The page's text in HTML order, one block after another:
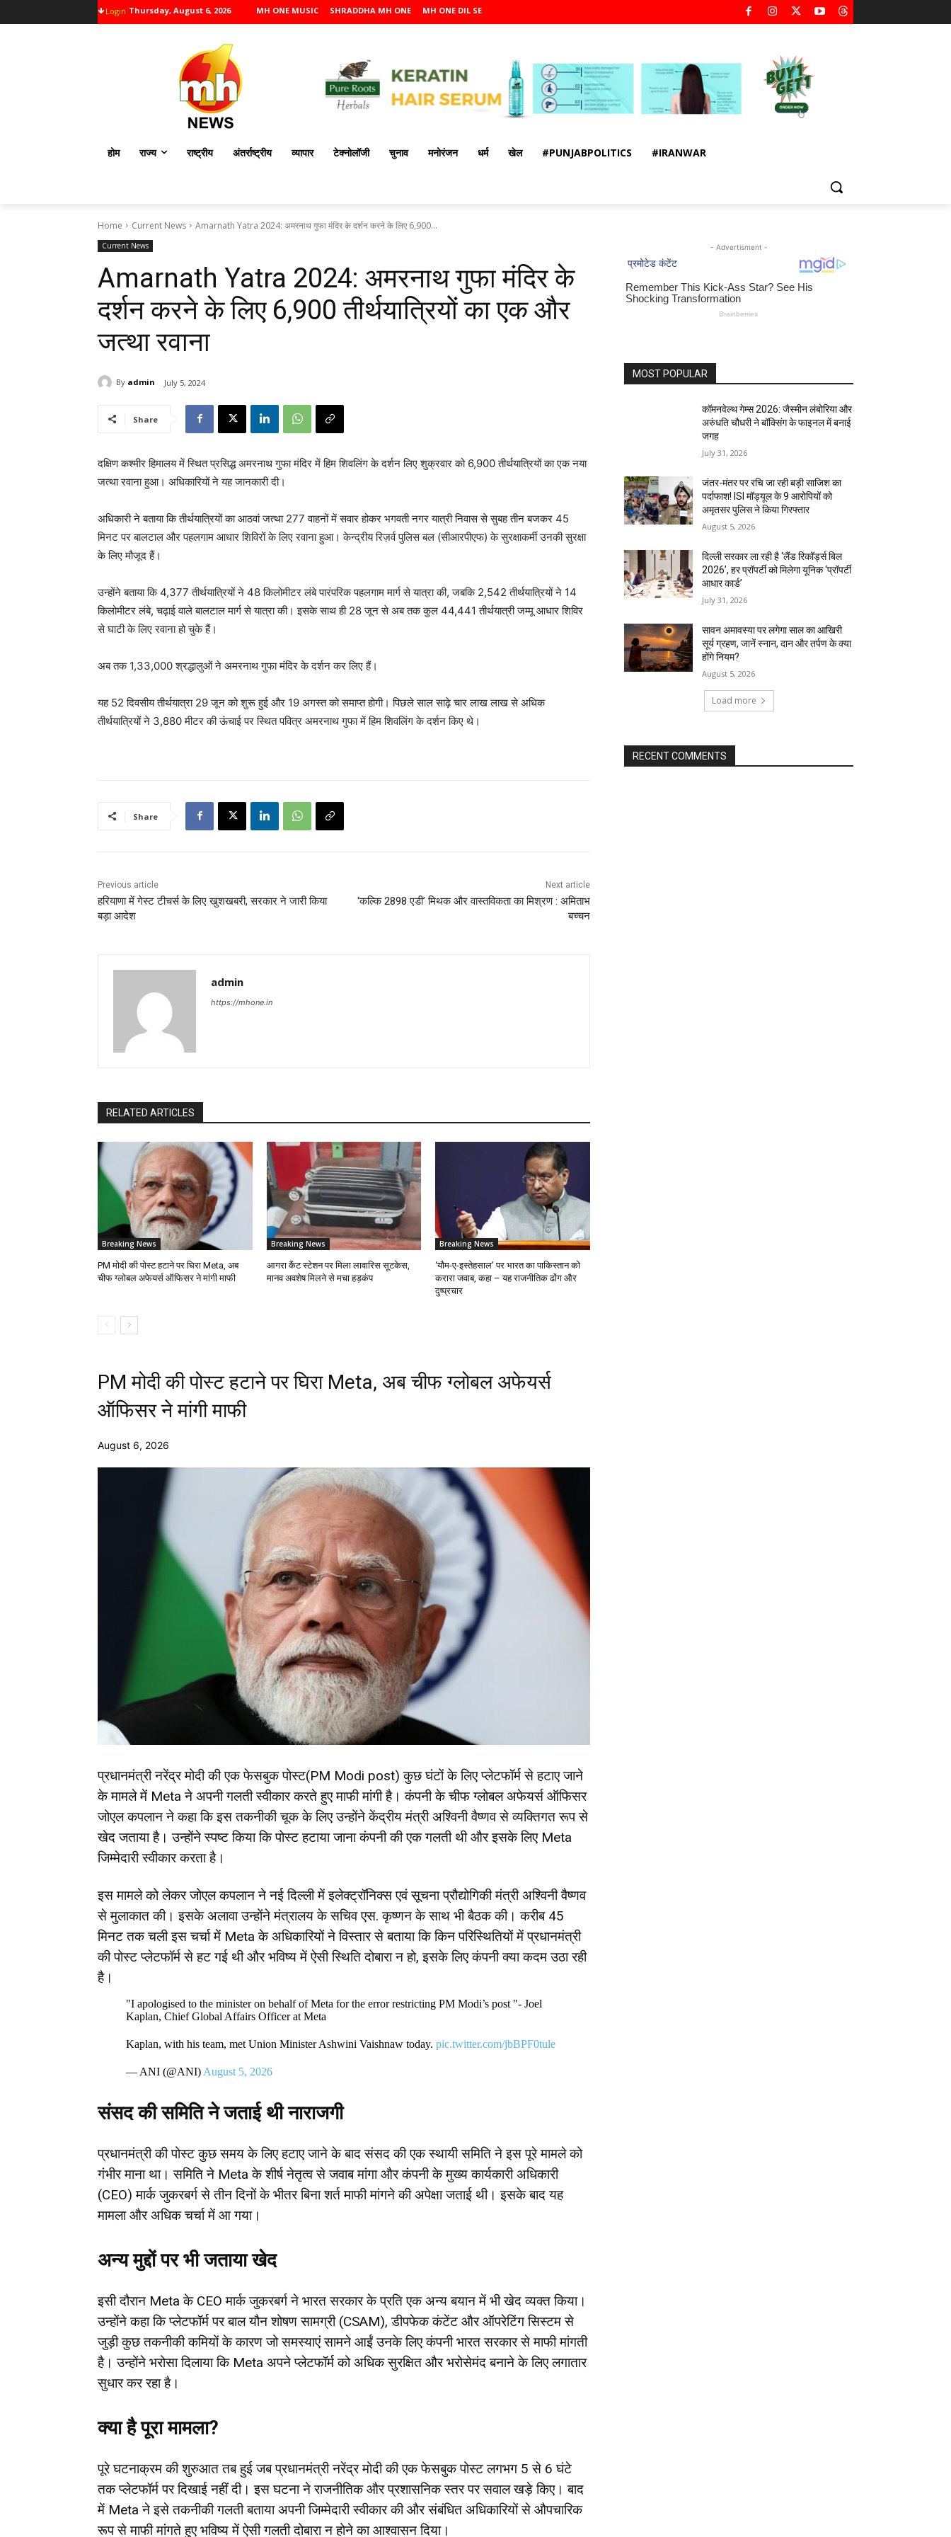
Login Thursday, August 6, 2026 MH ONE MUSIC SHRADDHA MH ONE MH ONE DIL SE
होम राज्य राष्ट्रीय अंतर्राष्ट्रीय व्यापार टेक्नोलॉजी चुनाव मनोरंजन धर्म खेल #PUNJABPOLITICS #IRANWAR
Home Current News Amarnath Yatra 2024: अमरनाथ गुफा मंदिर के दर्शन करने के लिए 6,900...
Current News
Amarnath Yatra 2024: अमरनाथ गुफा मंदिर के
दर्शन करने के लिए 6,900 तीर्थयात्रियों का एक और
जत्था रवाना
By admin July 5, 2024
Share
दक्षिण कश्मीर हिमालय में स्थित प्रसिद्ध अमरनाथ गुफा मंदिर में हिम शिवलिंग के दर्शन लिए शुक्रवार को 6,900 तीर्थयात्रियों का एक नया
जत्था रवाना हुआ। अधिकारियों ने यह जानकारी दी।
अधिकारी ने बताया कि तीर्थयात्रियों का आठवां जत्था 277 वाहनों में सवार होकर भगवती नगर यात्री निवास से सुबह तीन बजकर 45
मिनट पर बालटाल और पहलगाम आधार शिविरों के लिए रवाना हुआ। केन्द्रीय रिज़र्व पुलिस बल (सीआरपीएफ) के सुरक्षाकर्मी उनकी सुरक्षा
के लिए मौजूद हैं।
उन्होंने बताया कि 4,377 तीर्थयात्रियों ने 48 किलोमीटर लंबे पारंपरिक पहलगाम मार्ग से यात्रा की, जबकि 2,542 तीर्थयात्रियों ने 14
किलोमीटर लंबे, चढ़ाई वाले बालटाल मार्ग से यात्रा की। इसके साथ ही 28 जून से अब तक कुल 44,441 तीर्थयात्री जम्मू आधार शिविर
से घाटी के लिए रवाना हो चुके हैं।
अब तक 1,33,000 श्रद्धालुओं ने अमरनाथ गुफा मंदिर के दर्शन कर लिए हैं।
यह 52 दिवसीय तीर्थयात्रा 29 जून को शुरू हुई और 19 अगस्त को समाप्त होगी। पिछले साल साढ़े चार लाख लाख से अधिक
तीर्थयात्रियों ने 3,880 मीटर की ऊंचाई पर स्थित पवित्र अमरनाथ गुफा में हिम शिवलिंग के दर्शन किए थे।
Share
Previous article
हरियाणा में गेस्ट टीचर्स के लिए खुशखबरी, सरकार ने जारी किया
बड़ा आदेश
Next article
‘कल्कि 2898 एडी’ मिथक और वास्तविकता का मिश्रण : अमिताभ
बच्चन
admin
https://mhone.in
RELATED ARTICLES
Breaking News
PM मोदी की पोस्ट हटाने पर घिरा Meta, अब
चीफ ग्लोबल अफेयर्स ऑफिसर ने मांगी माफी
Breaking News
आगरा कैंट स्टेशन पर मिला लावारिस सूटकेस,
मानव अवशेष मिलने से मचा हड़कंप
Breaking News
‘यौम-ए-इस्तेहसाल’ पर भारत का पाकिस्तान को
करारा जवाब, कहा – यह राजनीतिक ढोंग और
दुष्प्रचार
PM मोदी की पोस्ट हटाने पर घिरा Meta, अब चीफ ग्लोबल अफेयर्स
ऑफिसर ने मांगी माफी
August 6, 2026
प्रधानमंत्री नरेंद्र मोदी की एक फेसबुक पोस्ट(PM Modi post) कुछ घंटों के लिए प्लेटफॉर्म से हटाए जाने
के मामले में Meta ने अपनी गलती स्वीकार करते हुए माफी मांगी है। कंपनी के चीफ ग्लोबल अफेयर्स ऑफिसर
जोएल कपलान ने कहा कि इस तकनीकी चूक के लिए उन्होंने केंद्रीय मंत्री अश्विनी वैष्णव से व्यक्तिगत रूप से
खेद जताया है। उन्होंने स्पष्ट किया कि पोस्ट हटाया जाना कंपनी की एक गलती थी और इसके लिए Meta
जिम्मेदारी स्वीकार करता है।
इस मामले को लेकर जोएल कपलान ने नई दिल्ली में इलेक्ट्रॉनिक्स एवं सूचना प्रौद्योगिकी मंत्री अश्विनी वैष्णव
से मुलाकात की। इसके अलावा उन्होंने मंत्रालय के सचिव एस. कृष्णन के साथ भी बैठक की। करीब 45
मिनट तक चली इस चर्चा में Meta के अधिकारियों ने विस्तार से बताया कि किन परिस्थितियों में प्रधानमंत्री
की पोस्ट प्लेटफॉर्म से हट गई थी और भविष्य में ऐसी स्थिति दोबारा न हो, इसके लिए कंपनी क्या कदम उठा रही
है।
"I apologised to the minister on behalf of Meta for the error restricting PM Modi’s post "- Joel
Kaplan, Chief Global Affairs Officer at Meta
Kaplan, with his team, met Union Minister Ashwini Vaishnaw today. pic.twitter.com/jbBPF0tule
— ANI (@ANI) August 5, 2026
संसद की समिति ने जताई थी नाराजगी
प्रधानमंत्री की पोस्ट कुछ समय के लिए हटाए जाने के बाद संसद की एक स्थायी समिति ने इस पूरे मामले को
गंभीर माना था। समिति ने Meta के शीर्ष नेतृत्व से जवाब मांगा और कंपनी के मुख्य कार्यकारी अधिकारी
(CEO) मार्क जुकरबर्ग से तीन दिनों के भीतर बिना शर्त माफी मांगने की अपेक्षा जताई थी। इसके बाद यह
मामला और अधिक चर्चा में आ गया।
अन्य मुद्दों पर भी जताया खेद
इसी दौरान Meta के CEO मार्क जुकरबर्ग ने भारत सरकार के प्रति एक अन्य बयान में भी खेद व्यक्त किया।
उन्होंने कहा कि प्लेटफॉर्म पर बाल यौन शोषण सामग्री (CSAM), डीपफेक कंटेंट और ऑपरेटिंग सिस्टम से
जुड़ी कुछ तकनीकी कमियों के कारण जो समस्याएं सामने आईं उनके लिए कंपनी भारत सरकार से माफी मांगती
है। उन्होंने भरोसा दिलाया कि Meta अपने प्लेटफॉर्म को अधिक सुरक्षित और भरोसेमंद बनाने के लिए लगातार
सुधार कर रहा है।
क्या है पूरा मामला?
पूरे घटनाक्रम की शुरुआत तब हुई जब प्रधानमंत्री नरेंद्र मोदी की एक फेसबुक पोस्ट लगभग 5 से 6 घंटे
तक प्लेटफॉर्म पर दिखाई नहीं दी। इस घटना ने राजनीतिक और प्रशासनिक स्तर पर सवाल खड़े किए। बाद
में Meta ने इसे तकनीकी गलती बताया अपनी जिम्मेदारी स्वीकार की और संबंधित अधिकारियों से औपचारिक
रूप से माफी मांगते हुए भविष्य में ऐसी गलती दोबारा न होने का आश्वासन दिया।
- Advertisment -
MOST POPULAR
कॉमनवेल्थ गेम्स 2026: जैस्मीन लंबोरिया और
अरुंधति चौधरी ने बॉक्सिंग के फाइनल में बनाई
जगह
July 31, 2026
जंतर-मंतर पर रचि जा रही बड़ी साजिश का
पर्दाफाश! ISI मॉड्यूल के 9 आरोपियों को
अमृतसर पुलिस ने किया गिरफ्तार
August 5, 2026
दिल्ली सरकार ला रही है ‘लैंड रिकॉर्ड्स बिल
2026’, हर प्रॉपर्टी को मिलेगा यूनिक ‘प्रॉपर्टी
आधार कार्ड’
July 31, 2026
सावन अमावस्या पर लगेगा साल का आखिरी
सूर्य ग्रहण, जानें स्नान, दान और तर्पण के क्या
होंगे नियम?
August 5, 2026
Load more
RECENT COMMENTS